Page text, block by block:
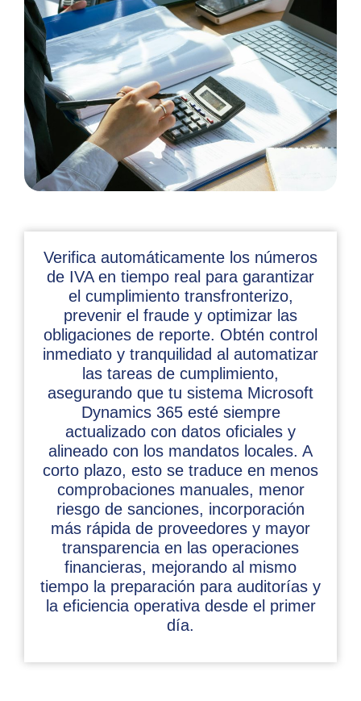
Verifica automáticamente los números
de IVA en tiempo real para garantizar
el cumplimiento transfronterizo,
prevenir el fraude y optimizar las
obligaciones de reporte. Obtén control
inmediato y tranquilidad al automatizar
las tareas de cumplimiento,
asegurando que tu sistema Microsoft
Dynamics 365 esté siempre
actualizado con datos oficiales y
alineado con los mandatos locales. A
corto plazo, esto se traduce en menos
comprobaciones manuales, menor
riesgo de sanciones, incorporación
más rápida de proveedores y mayor
transparencia en las operaciones
financieras, mejorando al mismo
tiempo la preparación para auditorías y
la eficiencia operativa desde el primer
día.